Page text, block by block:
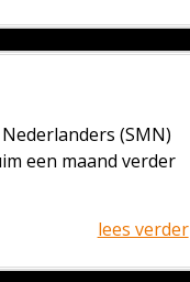
(SMN)
een maand verder
lees verder